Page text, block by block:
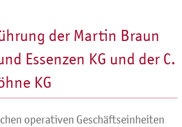
der Martin Braun
Essenzen KG und der C.
KG
operativen Geschäftseinheiten